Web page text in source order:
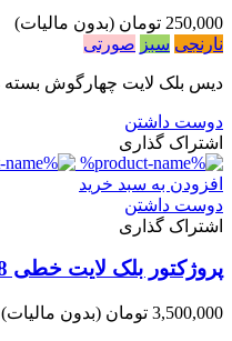
250,000 تومان
(بدون مالیات)
نارنجی سبز صورتی
دیس بلک لایت چهارگوش بسته 4 عددی
دوست داشتن
اشتراک گذاری
افزودن به سبد خرید
دوست داشتن
اشتراک گذاری
پروژکتور بلک لایت خطی 18وات
3,500,000 تومان (بدون مالیات)